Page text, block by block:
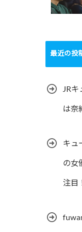
最近の投
JRキ
は奈
キュ
の女
注目